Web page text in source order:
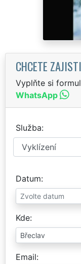
CHCETE
Vyplňte si
WhatsApp
Služba
Datum
Kde
Email